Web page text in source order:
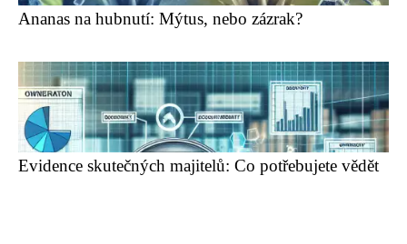
Ananas na hubnutí: Mýtus, nebo zázrak?
Evidence skutečných majitelů: Co potřebujete vědět